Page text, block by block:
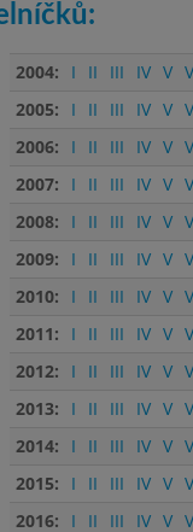
2004: I II III IV V
2005:
I II III IV V
2006:
I II III IV V
2007:
I II III IV V
2008:
I II III IV V
2009:
I II III IV V
2010:
I II III IV V
2011:
I II III IV V
2012:
I II III IV V
2013:
I II III IV V
2014:
I II III IV V
2015:
I II III IV V
2016:
I II III IV V